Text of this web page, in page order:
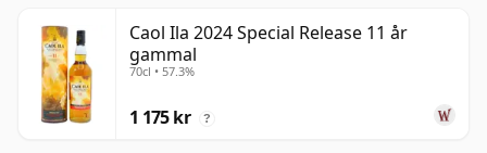
Caol Ila 2024 Special Release 11 år
gammal
70cl • 57.3%
1 175 kr ?